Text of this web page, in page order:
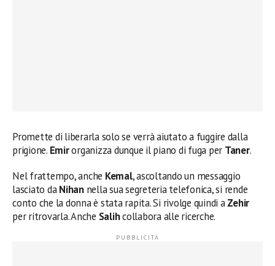
Promette di liberarla solo se verrà aiutato a fuggire dalla
prigione. Emirorganizza dunque il piano di fuga per Taner.
Nel frattempo, anche Kemal, ascoltando un messaggio
lasciato daNihannella sua segreteria telefonica, si rende
conto che la donna è stata rapita. Si rivolge quindi aZehir
per ritrovarla. Anche Salihcollabora alle ricerche.